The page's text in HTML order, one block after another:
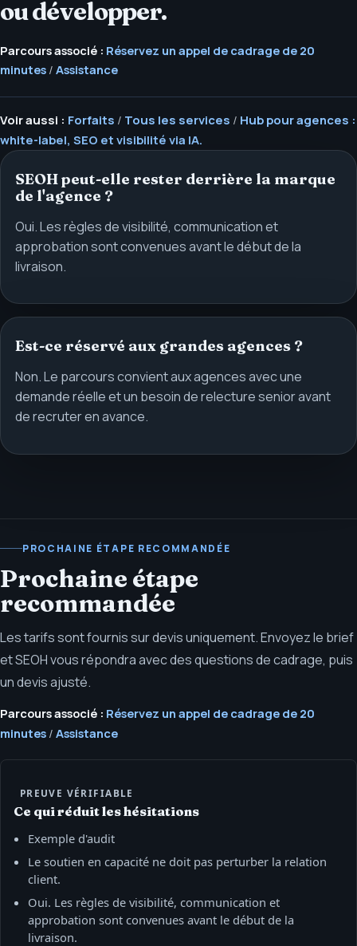
ou développer.
Parcours associé : Réservez un appel de cadrage de 20
minutes / Assistance
Voir aussi : Forfaits / Tous les services / Hub pour agences :
white-label, SEO et visibilité via IA.
SEOH peut-elle rester derrière la marque
de l'agence ?
Oui. Les règles de visibilité, communication et
approbation sont convenues avant le début de la
livraison.
Est-ce réservé aux grandes agences ?
Non. Le parcours convient aux agences avec une
demande réelle et un besoin de relecture senior avant
de recruter en avance.
PROCHAINE ÉTAPE RECOMMANDÉE
Prochaine étape
recommandée
Les tarifs sont fournis sur devis uniquement. Envoyez le brief
et SEOH vous répondra avec des questions de cadrage, puis
un devis ajusté.
Parcours associé : Réservez un appel de cadrage de 20
minutes / Assistance
PREUVE VÉRIFIABLE
Ce qui réduit les hésitations
Exemple d'audit
Le soutien en capacité ne doit pas perturber la relation
client.
Oui. Les règles de visibilité, communication et
approbation sont convenues avant le début de la
livraison.